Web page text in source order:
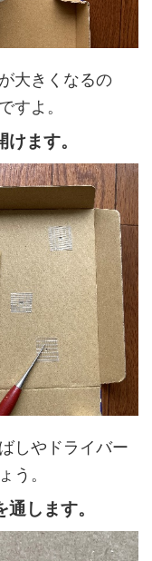
大きくなるの
すよ。
ます。
しやドライバー
う。
します。